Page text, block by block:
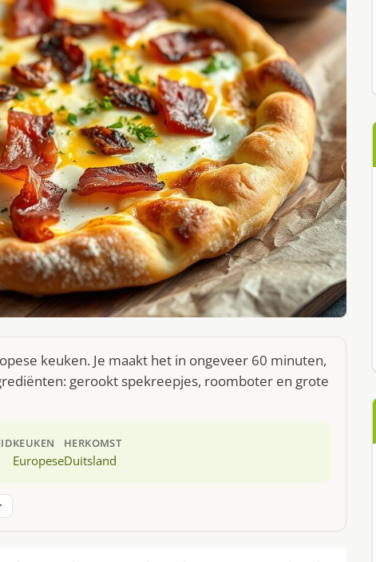
keuken. Je maakt het in ongeveer 60 minuten,
gerookt spekreepjes, roomboter en grote
KEUKEN
Europese
HERKOMST
Duitsland